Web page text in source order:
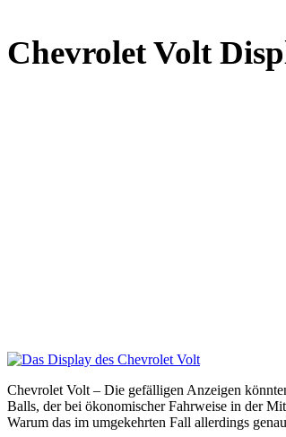
Chevrolet Volt
Chevrolet Volt – Die gefälligen Anzeigen
Balls, der bei ökonomischer Fahrweise in der
Warum das im umgekehrten Fall allerdings